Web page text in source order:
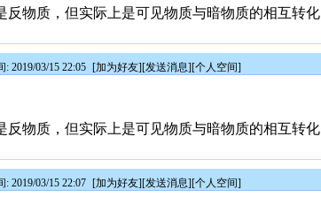
反物质，但实际上是可见物质与暗物质的相互转化
: 2019/03/15 22:05 [加为好友][发送消息][个人空间]
反物质，但实际上是可见物质与暗物质的相互转化
: 2019/03/15 22:07 [加为好友][发送消息][个人空间]